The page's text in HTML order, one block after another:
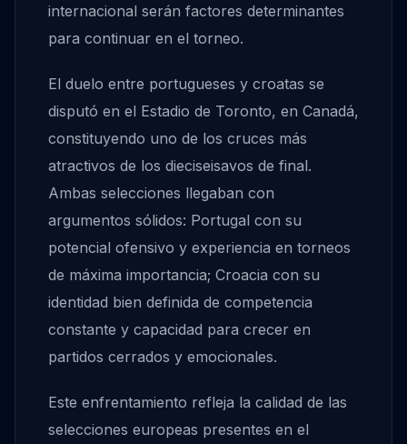
internacional serán factores determinantes
para continuar en el torneo.
El duelo entre portugueses y croatas se
disputó en el Estadio de Toronto, en Canadá,
constituyendo uno de los cruces más
atractivos de los dieciseisavos de final.
Ambas selecciones llegaban con
argumentos sólidos: Portugal con su
potencial ofensivo y experiencia en torneos
de máxima importancia; Croacia con su
identidad bien definida de competencia
constante y capacidad para crecer en
partidos cerrados y emocionales.
Este enfrentamiento refleja la calidad de las
selecciones europeas presentes en el